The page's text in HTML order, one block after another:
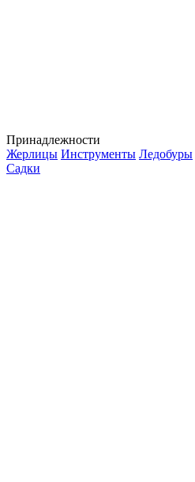
Принадлежности
Жерлицы Инструменты Ледобуры
Садки